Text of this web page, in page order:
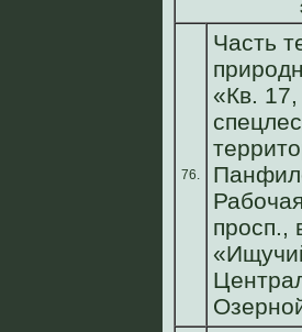
76.
Часть
«Кв. 17,
просп.,